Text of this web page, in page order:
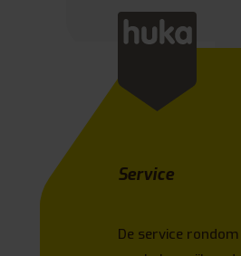
Service
De service